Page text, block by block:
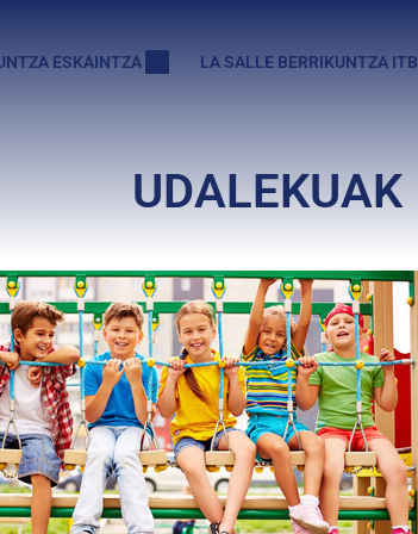
ESKAINTZA LA SALLE BERRIKUNTZA ITB
UDALEKUAK